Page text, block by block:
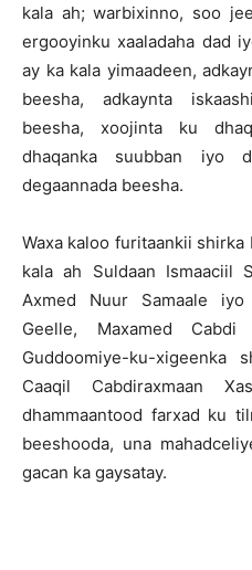
kala ah; warbixinno, soo
ergooyinku xaaladaha dad
ay ka kala yimaadeen,
beesha, adkaynta
beesha, xoojinta ku
dhaqanka suubban iyo
degaannada beesha.
Waxa kaloo furitaankii
kala ah Suldaan Ismaaciil
Axmed Nuur Samaale iyo
Geelle, Maxamed
Guddoomiye-ku-xigeenka
Caaqil Cabdiraxmaan
dhammaantood farxad ku
beeshooda, una
gacan ka gaysatay.